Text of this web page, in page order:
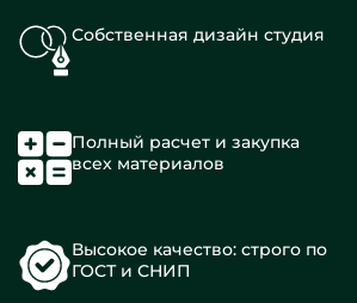
Собственная дизайн студия
Полный расчет и закупка
всех материалов
Высокое качество: строго по
ГОСТ и СНИП